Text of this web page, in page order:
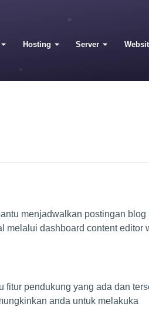
Hosting Server
menjadwalkan postingan
melalui dashboard content editor
pendukung yang ada dan
anda untuk melakuka